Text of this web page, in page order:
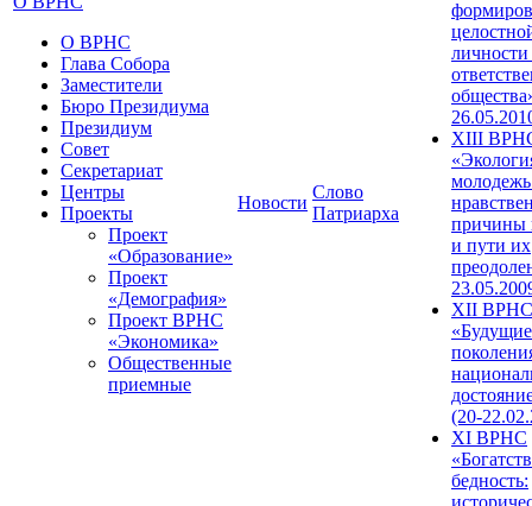
О ВРНС
Глава Собора
Заместители
Бюро Президиума
Президиум
Совет
Секретариат
Центры
Проекты
Проект
«Образование»
Проект
«Демография»
Проект ВРНС
«Экономика»
Общественные
приемные
Новости
Слово
Патриарха
XIII
причины
и пути их
XII ВРНС
«Будущие
(20-
XI ВРНС
бедность: